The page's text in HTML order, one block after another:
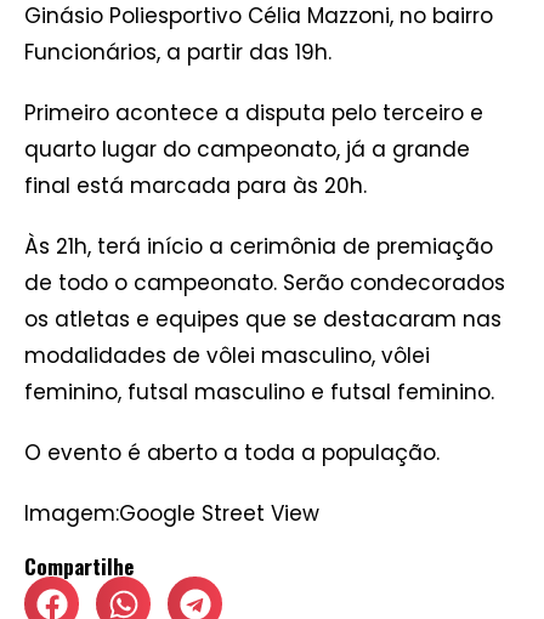
Ginásio Poliesportivo Célia Mazzoni, no bairro
Funcionários, a partir das 19h.
Primeiro acontece a disputa pelo terceiro e
quarto lugar do campeonato, já a grande
final está marcada para às 20h.
Às 21h, terá início a cerimônia de premiação
de todo o campeonato. Serão condecorados
os atletas e equipes que se destacaram nas
modalidades de vôlei masculino, vôlei
feminino, futsal masculino e futsal feminino.
O evento é aberto a toda a população.
Imagem:Google Street View
Compartilhe